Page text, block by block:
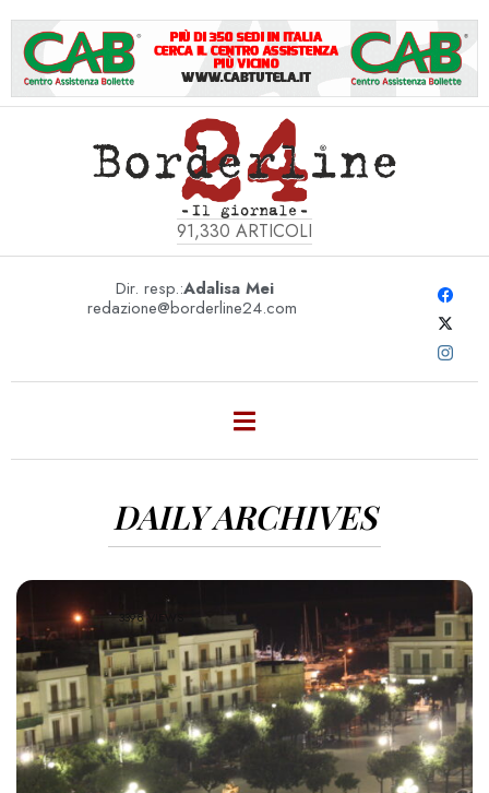
91,330 ARTICOLI
Dir. resp.:Adalisa Mei
redazione@borderline24.com
DAILY ARCHIVES
3398 VIEWS